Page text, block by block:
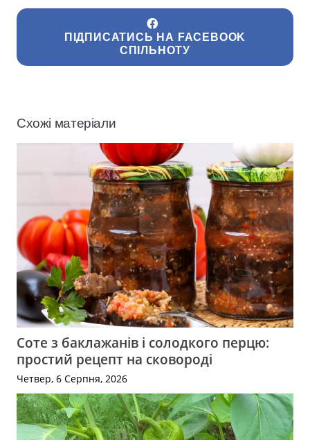
ПІДПИСАТИСЬ НА FACEBOOK
СПІЛЬНОТУ
Схожі матеріали
Соте з баклажанів і солодкого перцю:
простий рецепт на сковороді
Четвер, 6 Серпня, 2026